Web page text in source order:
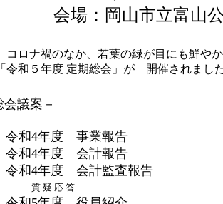
会場：岡山市立富山
会議案－
令和4年度 事業報告
令和4年度 会計報告
和4年度 会計監査報告
質 疑 応 答
コロナ禍のなか、若葉の緑が目にも鮮や
「令和５年度 定期総会」が 開催されまし